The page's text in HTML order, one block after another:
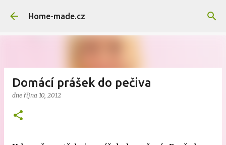
Přeskočit na hlavní obsah
Home-made.cz
Domácí prášek do pečiva
dne října 10, 2012